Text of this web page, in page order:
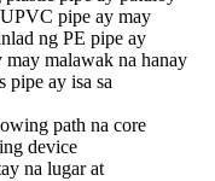
pipe ay may
ng PE pipe ay
malawak na hanay
pipe ay isa sa
path na core
device
na lugar at